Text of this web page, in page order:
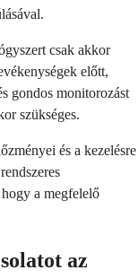
csak akkor
előtt,
gondos monitorozást
szükséges.
és a kezelésre
a megfelelő
az